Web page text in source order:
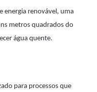
energia renovável, uma
metros quadrados do
água quente.
para processos que